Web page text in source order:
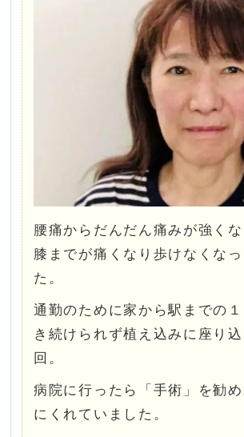
腰痛からだんだん痛みが強く
膝までが痛くなり歩けなくな
た。
通勤のために家から駅までの
き続けられず植え込みに座り込
回。
病院に行ったら「手術」を勧
にくれていました。